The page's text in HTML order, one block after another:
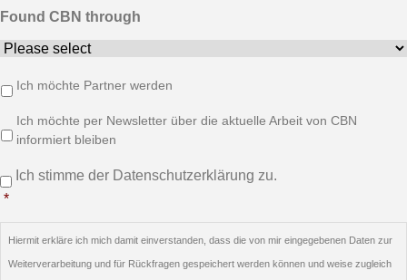
Found CBN through
Info/Newsletter/Partner
Ich möchte Partner werden
Newsletter
Ich möchte per Newsletter über die aktuelle Arbeit von CBN
informiert bleiben
Einwilligung *
Ich stimme der Datenschutzerklärung zu.
*
Hiermit erkläre ich mich damit einverstanden, dass die von mir eingegebenen Daten zur
Weiterverarbeitung und für Rückfragen gespeichert werden können und weise zugleich